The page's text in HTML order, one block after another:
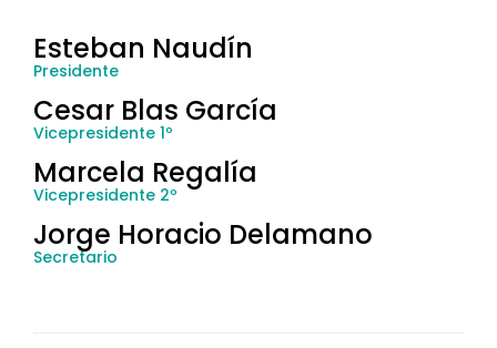
Esteban Naudín
Presidente
Cesar Blas García
Vicepresidente 1º
Marcela Regalía
Vicepresidente 2º
Jorge Horacio Delamano
Secretario